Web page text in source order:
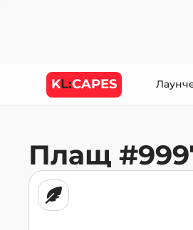
KL:CAPES
Плащ